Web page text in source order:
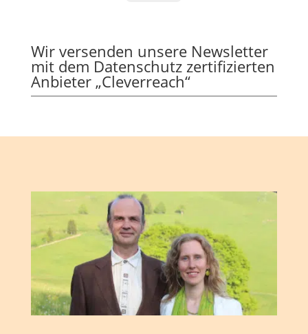
Wir versenden unsere Newsletter
mit dem Datenschutz zertifizierten
Anbieter „Cleverreach“